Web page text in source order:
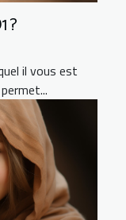
?
il vous est